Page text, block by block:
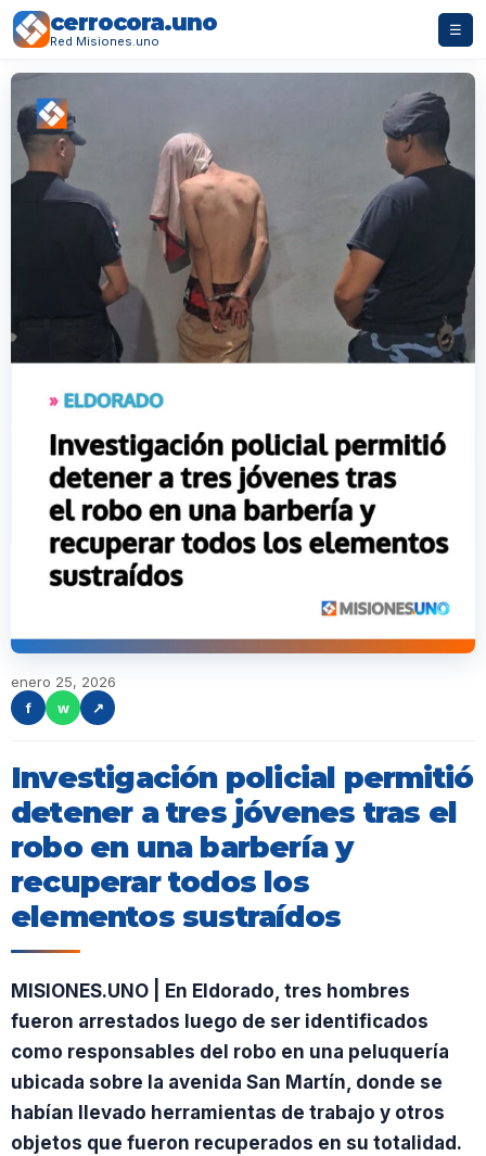
cerrocora.uno
Red Misiones.uno
☰
enero 25, 2026
f
w ↗
Investigación policial permitió
detener a tres jóvenes tras el
robo en una barbería y
recuperar todos los
elementos sustraídos
MISIONES.UNO | En Eldorado, tres hombres
fueron arrestados luego de ser identificados
como responsables del robo en una peluquería
ubicada sobre la avenida San Martín, donde se
habían llevado herramientas de trabajo y otros
objetos que fueron recuperados en su totalidad.